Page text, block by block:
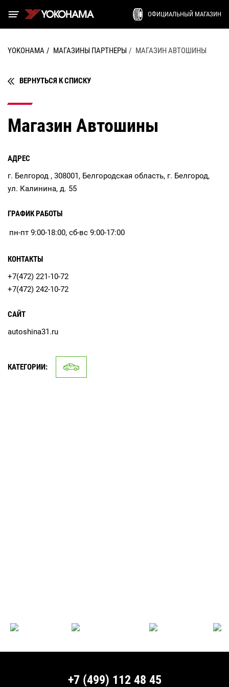
ОФИЦИАЛЬНЫЙ МАГАЗИН
YOKOHAMA МАГАЗИНЫ ПАРТНЕРЫ МАГАЗИН АВТОШИНЫ
ВЕРНУТЬСЯ К СПИСКУ
Магазин Автошины
АДРЕС
г. Белгород , 308001, Белгородская область, г. Белгород,
ул. Калинина, д. 55
ГРАФИК РАБОТЫ
пн-пт 9:00-18:00, сб-вс 9:00-17:00
КОНТАКТЫ
+7(472) 221-10-72
+7(472) 242-10-72
САЙТ
autoshina31.ru
КАТЕГОРИИ:
+7 (499) 112 48 45